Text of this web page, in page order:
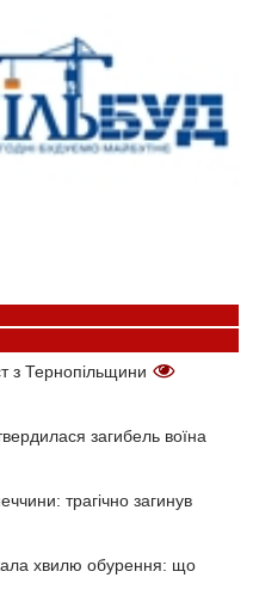
з Тернопільщини
загибель воїна
трагічно загинув
хвилю обурення: що